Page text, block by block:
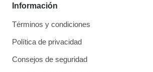
Información
Términos y condiciones
Política de privacidad
Consejos de seguridad